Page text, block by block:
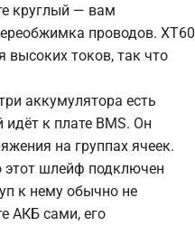
круглый — вам
проводов. XT60
высоких токов, так что
аккумулятора есть
к плате BMS. Он
на группах ячеек.
этот шлейф подключен
к нему обычно не
АКБ сами, его